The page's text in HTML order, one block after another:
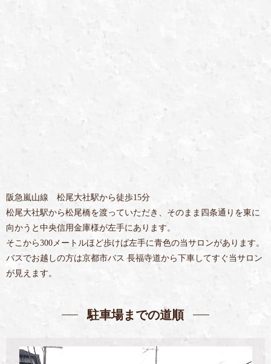
阪急嵐山線 松尾大社駅から徒歩15分
松尾大社駅から松尾橋を渡っていただき、そのまま四条通りを東に
向かうと中央信用金庫様が左手にあります。
そこから300メートルほど歩けば左手に青色の当サロンがあります。
バスでお越しの方は京都市バス 長福寺道から下車してすぐ当サロン
が見えます。
駐車場までの道順